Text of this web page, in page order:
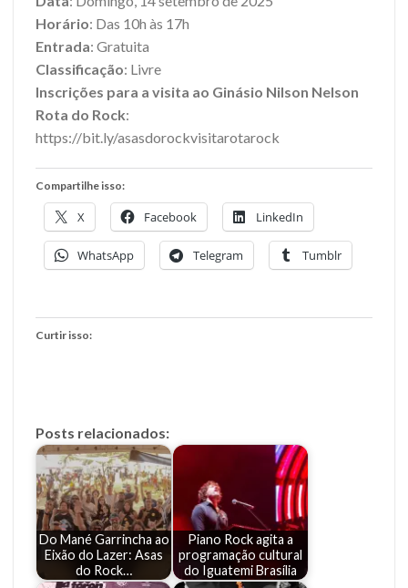
Horário: Das 10h às 17h
Entrada: Gratuita
Classificação: Livre
Inscrições para a visita ao Ginásio Nilson Nelson
Rota do Rock:
https://bit.ly/asasdorockvisitarotarock
Compartilhe isso:
X Facebook LinkedIn
WhatsApp Telegram Tumblr
Curtir isso:
Posts relacionados:
Do Mané Garrincha ao
Eixão do Lazer: Asas
do Rock…
Piano Rock agita a
programação cultural
do Iguatemi Brasília